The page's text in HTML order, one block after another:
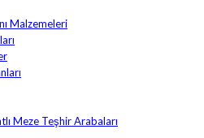
Malzemeleri
Meze Teşhir Arabaları